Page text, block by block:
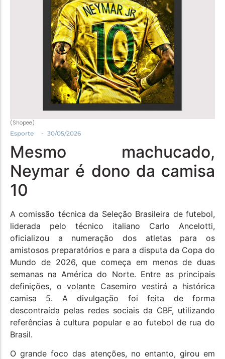
(Shopee)
Esporte
- 30/05/2026
Mesmo machucado,
Neymar é dono da camisa
10
A comissão técnica da Seleção Brasileira de futebol,
liderada pelo técnico italiano Carlo Ancelotti,
oficializou a numeração dos atletas para os
amistosos preparatórios e para a disputa da Copa do
Mundo de 2026, que começa em menos de duas
semanas na América do Norte. Entre as principais
definições, o volante Casemiro vestirá a histórica
camisa 5. A divulgação foi feita de forma
descontraída pelas redes sociais da CBF, utilizando
referências à cultura popular e ao futebol de rua do
Brasil.
O grande foco das atenções, no entanto, girou em